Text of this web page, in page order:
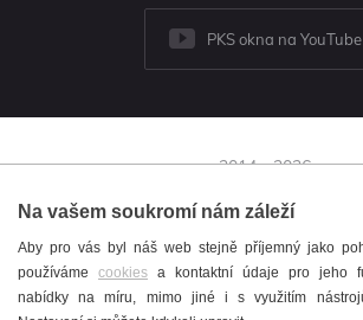
PKS okna na YouTube
2014 - 2026
Brněnská 126/38,
591 01 Žďár nad Sázavou
+420 566 697 301
okna@pks.cz
Na vašem soukromí nám záleží
Aby pro vás byl náš web stejně příjemný jako
používáme cookies a kontaktní údaje pro jeho
nabídky na míru, mimo jiné i s využitím